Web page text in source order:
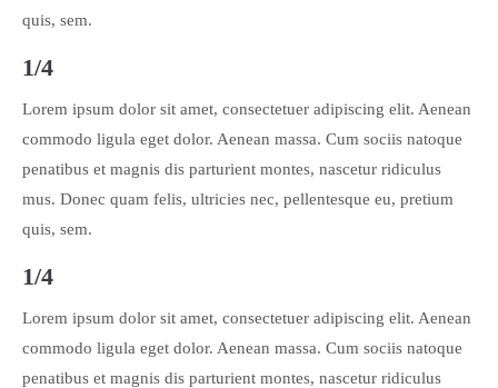
quis, sem.
1/4
Lorem ipsum dolor sit amet, consectetuer adipiscing elit. Aenean
commodo ligula eget dolor. Aenean massa. Cum sociis natoque
penatibus et magnis dis parturient montes, nascetur ridiculus
mus. Donec quam felis, ultricies nec, pellentesque eu, pretium
quis, sem.
1/4
Lorem ipsum dolor sit amet, consectetuer adipiscing elit. Aenean
commodo ligula eget dolor. Aenean massa. Cum sociis natoque
penatibus et magnis dis parturient montes, nascetur ridiculus